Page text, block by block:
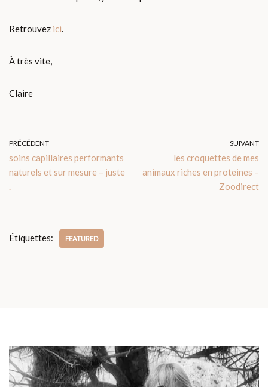
Retrouvez ici.
À très vite,
Claire
PRÉCÉDENT
soins capillaires performants
naturels et sur mesure – juste
.
SUIVANT
les croquettes de mes
animaux riches en proteines –
Zoodirect
Étiquettes: FEATURED